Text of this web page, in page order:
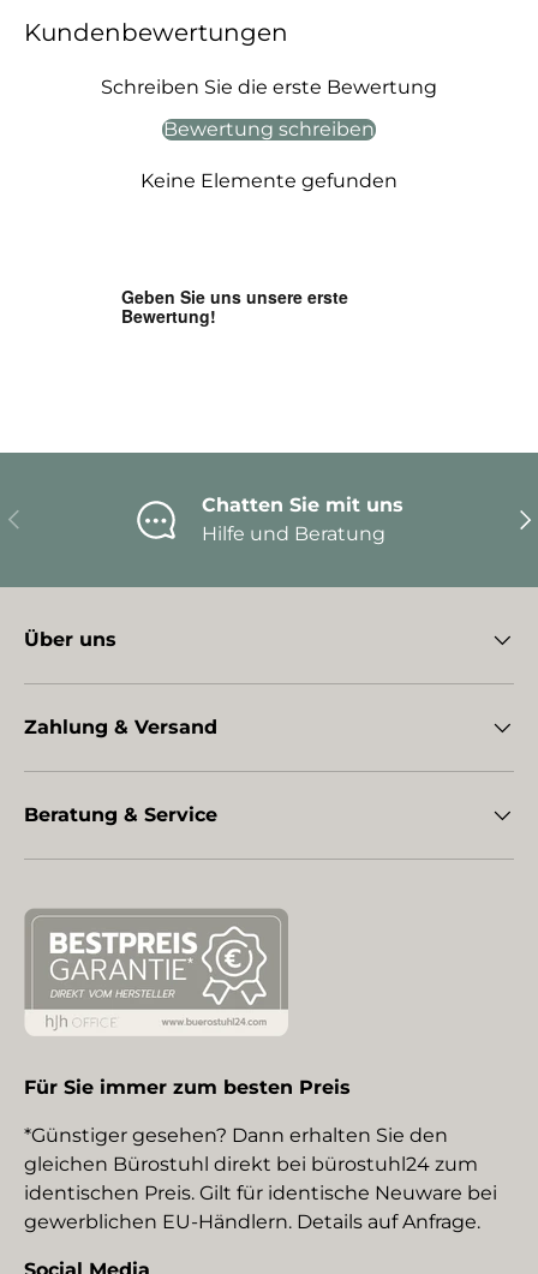
Kundenbewertungen
Schreiben Sie die erste Bewertung
Bewertung schreiben
Keine Elemente gefunden
Vorherige
Chatten Sie mit uns
Hilfe und Beratung
Über uns
Zahlung & Versand
Beratung & Service
Für Sie immer zum besten Preis
*Günstiger gesehen? Dann erhalten Sie den
gleichen Bürostuhl direkt bei bürostuhl24 zum
identischen Preis. Gilt für identische Neuware bei
gewerblichen EU-Händlern. Details auf Anfrage.